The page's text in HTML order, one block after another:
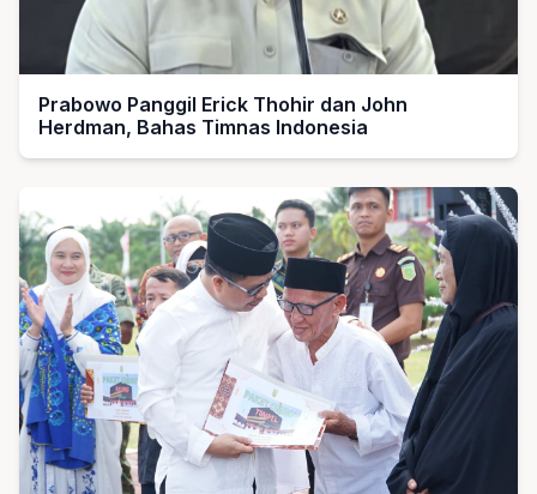
Prabowo Panggil Erick Thohir dan John
Herdman, Bahas Timnas Indonesia